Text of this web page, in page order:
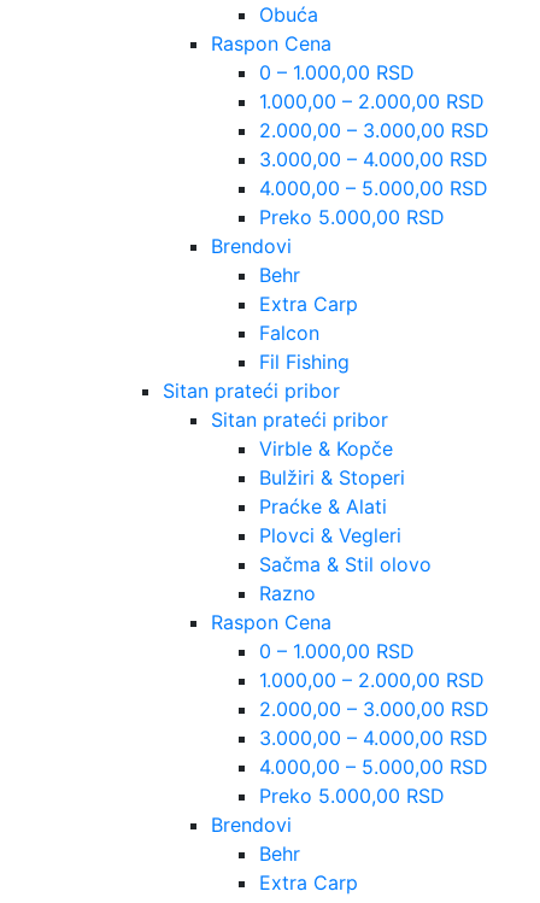
Obuća
Raspon Cena
0 – 1.000,00 RSD
1.000,00 – 2.000,00 RSD
2.000,00 – 3.000,00 RSD
3.000,00 – 4.000,00 RSD
4.000,00 – 5.000,00 RSD
Preko 5.000,00 RSD
Brendovi
Behr
Extra Carp
Falcon
Fil Fishing
Sitan prateći pribor
Sitan prateći pribor
Virble & Kopče
Bulžiri & Stoperi
Praćke & Alati
Plovci & Vegleri
Sačma & Stil olovo
Razno
Raspon Cena
0 – 1.000,00 RSD
1.000,00 – 2.000,00 RSD
2.000,00 – 3.000,00 RSD
3.000,00 – 4.000,00 RSD
4.000,00 – 5.000,00 RSD
Preko 5.000,00 RSD
Brendovi
Behr
Extra Carp